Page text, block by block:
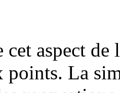
cet aspect
points. La